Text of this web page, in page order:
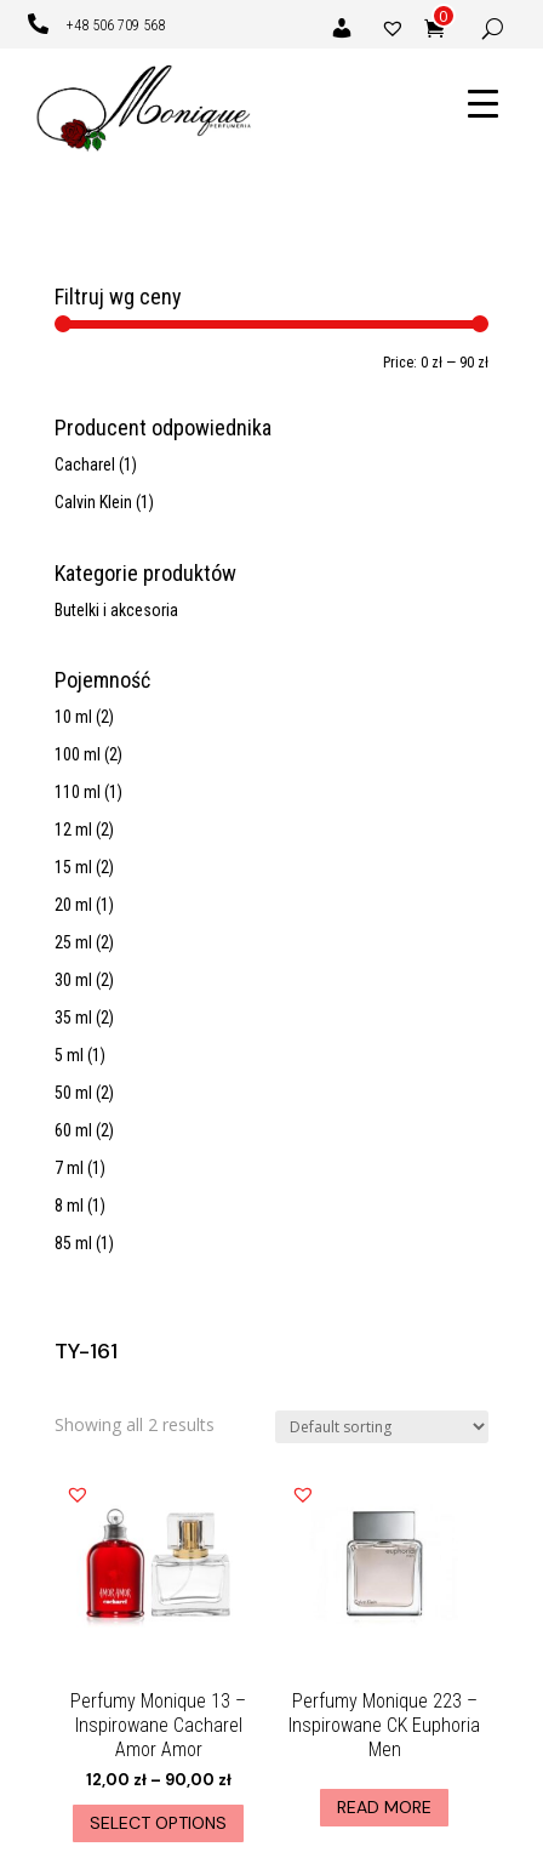
 +48 506 709 568 0
Filtruj wg ceny
Min
Max
Price:0 zł — 90 zł
Producent odpowiednika
Cacharel (1)
Calvin Klein (1)
Kategorie produktów
Butelki i akcesoria
Pojemność
10 ml (2)
100 ml (2)
110 ml (1)
12 ml (2)
15 ml (2)
20 ml (1)
25 ml (2)
30 ml (2)
35 ml (2)
5 ml (1)
50 ml (2)
60 ml (2)
7 ml (1)
8 ml (1)
85 ml (1)
TY-161
Showing all 2 results
Perfumy Monique 13 –
Inspirowane Cacharel
Amor Amor
12,00 zł– 90,00 zł
SELECT OPTIONS
Perfumy Monique 223 –
Inspirowane CK Euphoria
Men
READ MORE